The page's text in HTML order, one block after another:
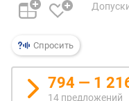
о
г
и
х
к
Спросить
794 — 1
14 предложений